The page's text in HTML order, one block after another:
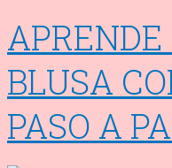
BLUSA
PASO A